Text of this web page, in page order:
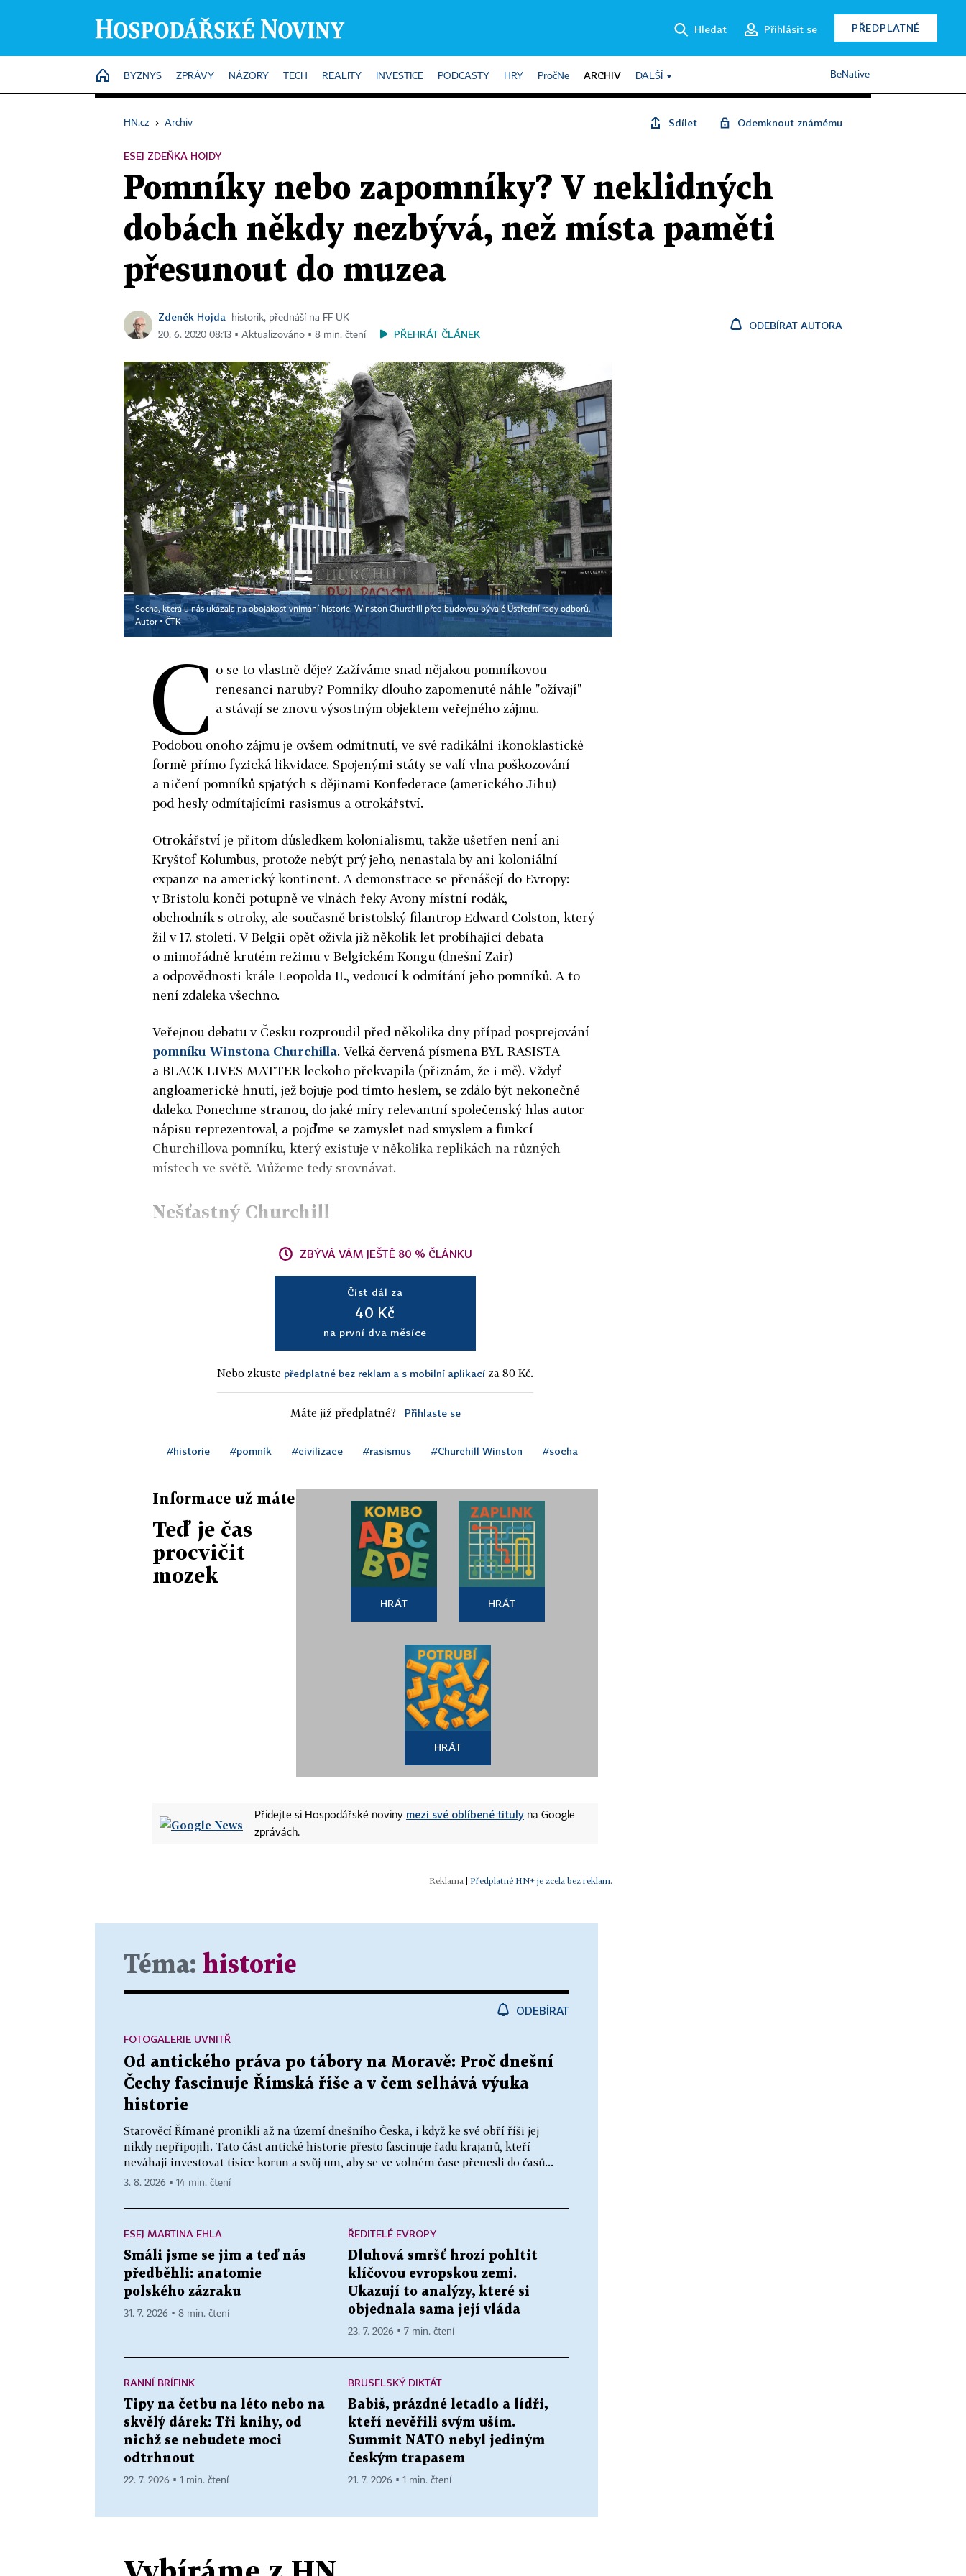
Hledat Přihlásit se PŘEDPLATNÉ
HOME
BYZNYS ZPRÁVY NÁZORY TECH REALITY INVESTICE PODCASTY HRY PročNe ARCHIV DALŠÍ BeNative
HN.cz › Archiv Sdílet Odemknout známému
ESEJ ZDEŇKA HOJDY
Pomníky nebo zapomníky? V neklidných
dobách někdy nezbývá, než místa paměti
přesunout do muzea
Zdeněk Hojda
historik, přednáší na FF UK
20. 6. 2020 08:13 ▪ Aktualizováno ▪ 8 min. čtení
PŘEHRÁT ČLÁNEK
ODEBÍRAT AUTORA
Socha, která u nás ukázala na obojakost vnímání historie. Winston Churchill před budovou bývalé Ústřední rady odborů.
Autor ▪ ČTK
C o se to vlastně děje? Zažíváme snad nějakou pomníkovou
renesanci naruby? Pomníky dlouho zapomenuté náhle "ožívají"
a stávají se znovu výsostným objektem veřejného zájmu.
Podobou onoho zájmu je ovšem odmítnutí, ve své radikální ikonoklastické
formě přímo fyzická likvidace. Spojenými státy se valí vlna poškozování
a ničení pomníků spjatých s dějinami Konfederace (amerického Jihu)
pod hesly odmítajícími rasismus a otrokářství.
Otrokářství je přitom důsledkem kolonialismu, takže ušetřen není ani
Kryštof Kolumbus, protože nebýt prý jeho, nenastala by ani koloniální
expanze na americký kontinent. A demonstrace se přenášejí do Evropy:
v Bristolu končí potupně ve vlnách řeky Avony místní rodák,
obchodník s otroky, ale současně bristolský filantrop Edward Colston, který
žil v 17. století. V Belgii opět oživla již několik let probíhající debata
o mimořádně krutém režimu v Belgickém Kongu (dnešní Zair)
a odpovědnosti krále Leopolda II., vedoucí k odmítání jeho pomníků. A to
není zdaleka všechno.
Veřejnou debatu v Česku rozproudil před několika dny případ posprejování
pomníku Winstona Churchilla. Velká červená písmena BYL RASISTA
a BLACK LIVES MATTER leckoho překvapila (přiznám, že i mě). Vždyť
angloamerické hnutí, jež bojuje pod tímto heslem, se zdálo být nekonečně
daleko. Ponechme stranou, do jaké míry relevantní společenský hlas autor
nápisu reprezentoval, a pojďme se zamyslet nad smyslem a funkcí
Churchillova pomníku, který existuje v několika replikách na různých
místech ve světě. Můžeme tedy srovnávat.
Nešťastný Churchill
ZBÝVÁ VÁM JEŠTĚ 80 % ČLÁNKU
Číst dál za
40 Kč
na první dva měsíce
Nebo zkuste předplatné bez reklam a s mobilní aplikací za 80 Kč.
Máte již předplatné? Přihlaste se
#historie #pomník #civilizace #rasismus #Churchill Winston #socha
Informace už máte
Teď je čas
procvičit
mozek
HRÁT HRÁT
HRÁT
Přidejte si Hospodářské noviny mezi své oblíbené tituly na Google
zprávách.
| Předplatné HN+ je zcela bez reklam.
Téma: historie
ODEBÍRAT
Od antického práva po tábory na Moravě: Proč dnešní
Čechy fascinuje Římská říše a v čem selhává výuka
historie
Starověcí Římané pronikli až na území dnešního Česka, i když ke své obří říši jej
nikdy nepřipojili. Tato část antické historie přesto fascinuje řadu krajanů, kteří
neváhají investovat tisíce korun a svůj um, aby se ve volném čase přenesli do časů...
FOTOGALERIE UVNITŘ
3. 8. 2026 ▪ 14 min. čtení
ESEJ MARTINA EHLA
Smáli jsme se jim a teď nás
předběhli: anatomie
polského zázraku
31. 7. 2026 ▪ 8 min. čtení
ŘEDITELÉ EVROPY
Dluhová smršť hrozí pohltit
klíčovou evropskou zemi.
Ukazují to analýzy, které si
objednala sama její vláda
23. 7. 2026 ▪ 7 min. čtení
RANNÍ BRÍFINK
Tipy na četbu na léto nebo na
skvělý dárek: Tři knihy, od
nichž se nebudete moci
odtrhnout
22. 7. 2026 ▪ 1 min. čtení
BRUSELSKÝ DIKTÁT
Babiš, prázdné letadlo a lídři,
kteří nevěřili svým uším.
Summit NATO nebyl jediným
českým trapasem
21. 7. 2026 ▪ 1 min. čtení